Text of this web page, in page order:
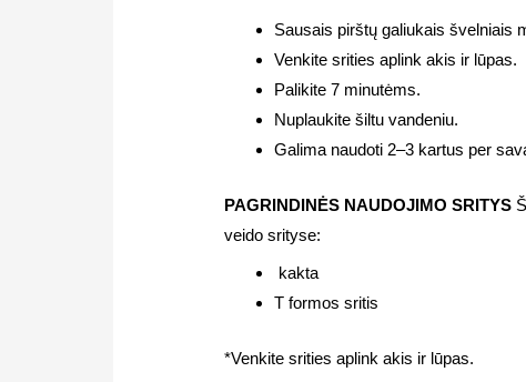
Sausais pirštų galiukais švelniais
Venkite srities aplink akis ir lūpas.
Palikite 7 minutėms.
Nuplaukite šiltu vandeniu.
Galima naudoti 2–3 kartus per
PAGRINDINĖS NAUDOJIMO SRITYS
veido srityse:
kakta
T formos sritis
*Venkite srities aplink akis ir lūpas.